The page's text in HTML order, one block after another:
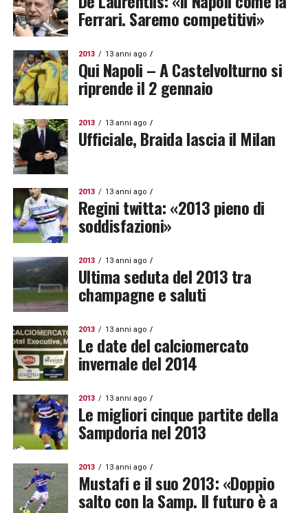
Ferrari. Saremo competitivi»
2013 13 anni ago
Qui Napoli – A Castelvolturno si
riprende il 2 gennaio
2013 13 anni ago
Ufficiale, Braida lascia il Milan
2013 13 anni ago
Regini twitta: «2013 pieno di
soddisfazioni»
2013 13 anni ago
Ultima seduta del 2013 tra
champagne e saluti
2013 13 anni ago
Le date del calciomercato
invernale del 2014
2013 13 anni ago
Le migliori cinque partite della
Sampdoria nel 2013
2013 13 anni ago
Mustafi e il suo 2013: «Doppio
salto con la Samp. Il futuro è a